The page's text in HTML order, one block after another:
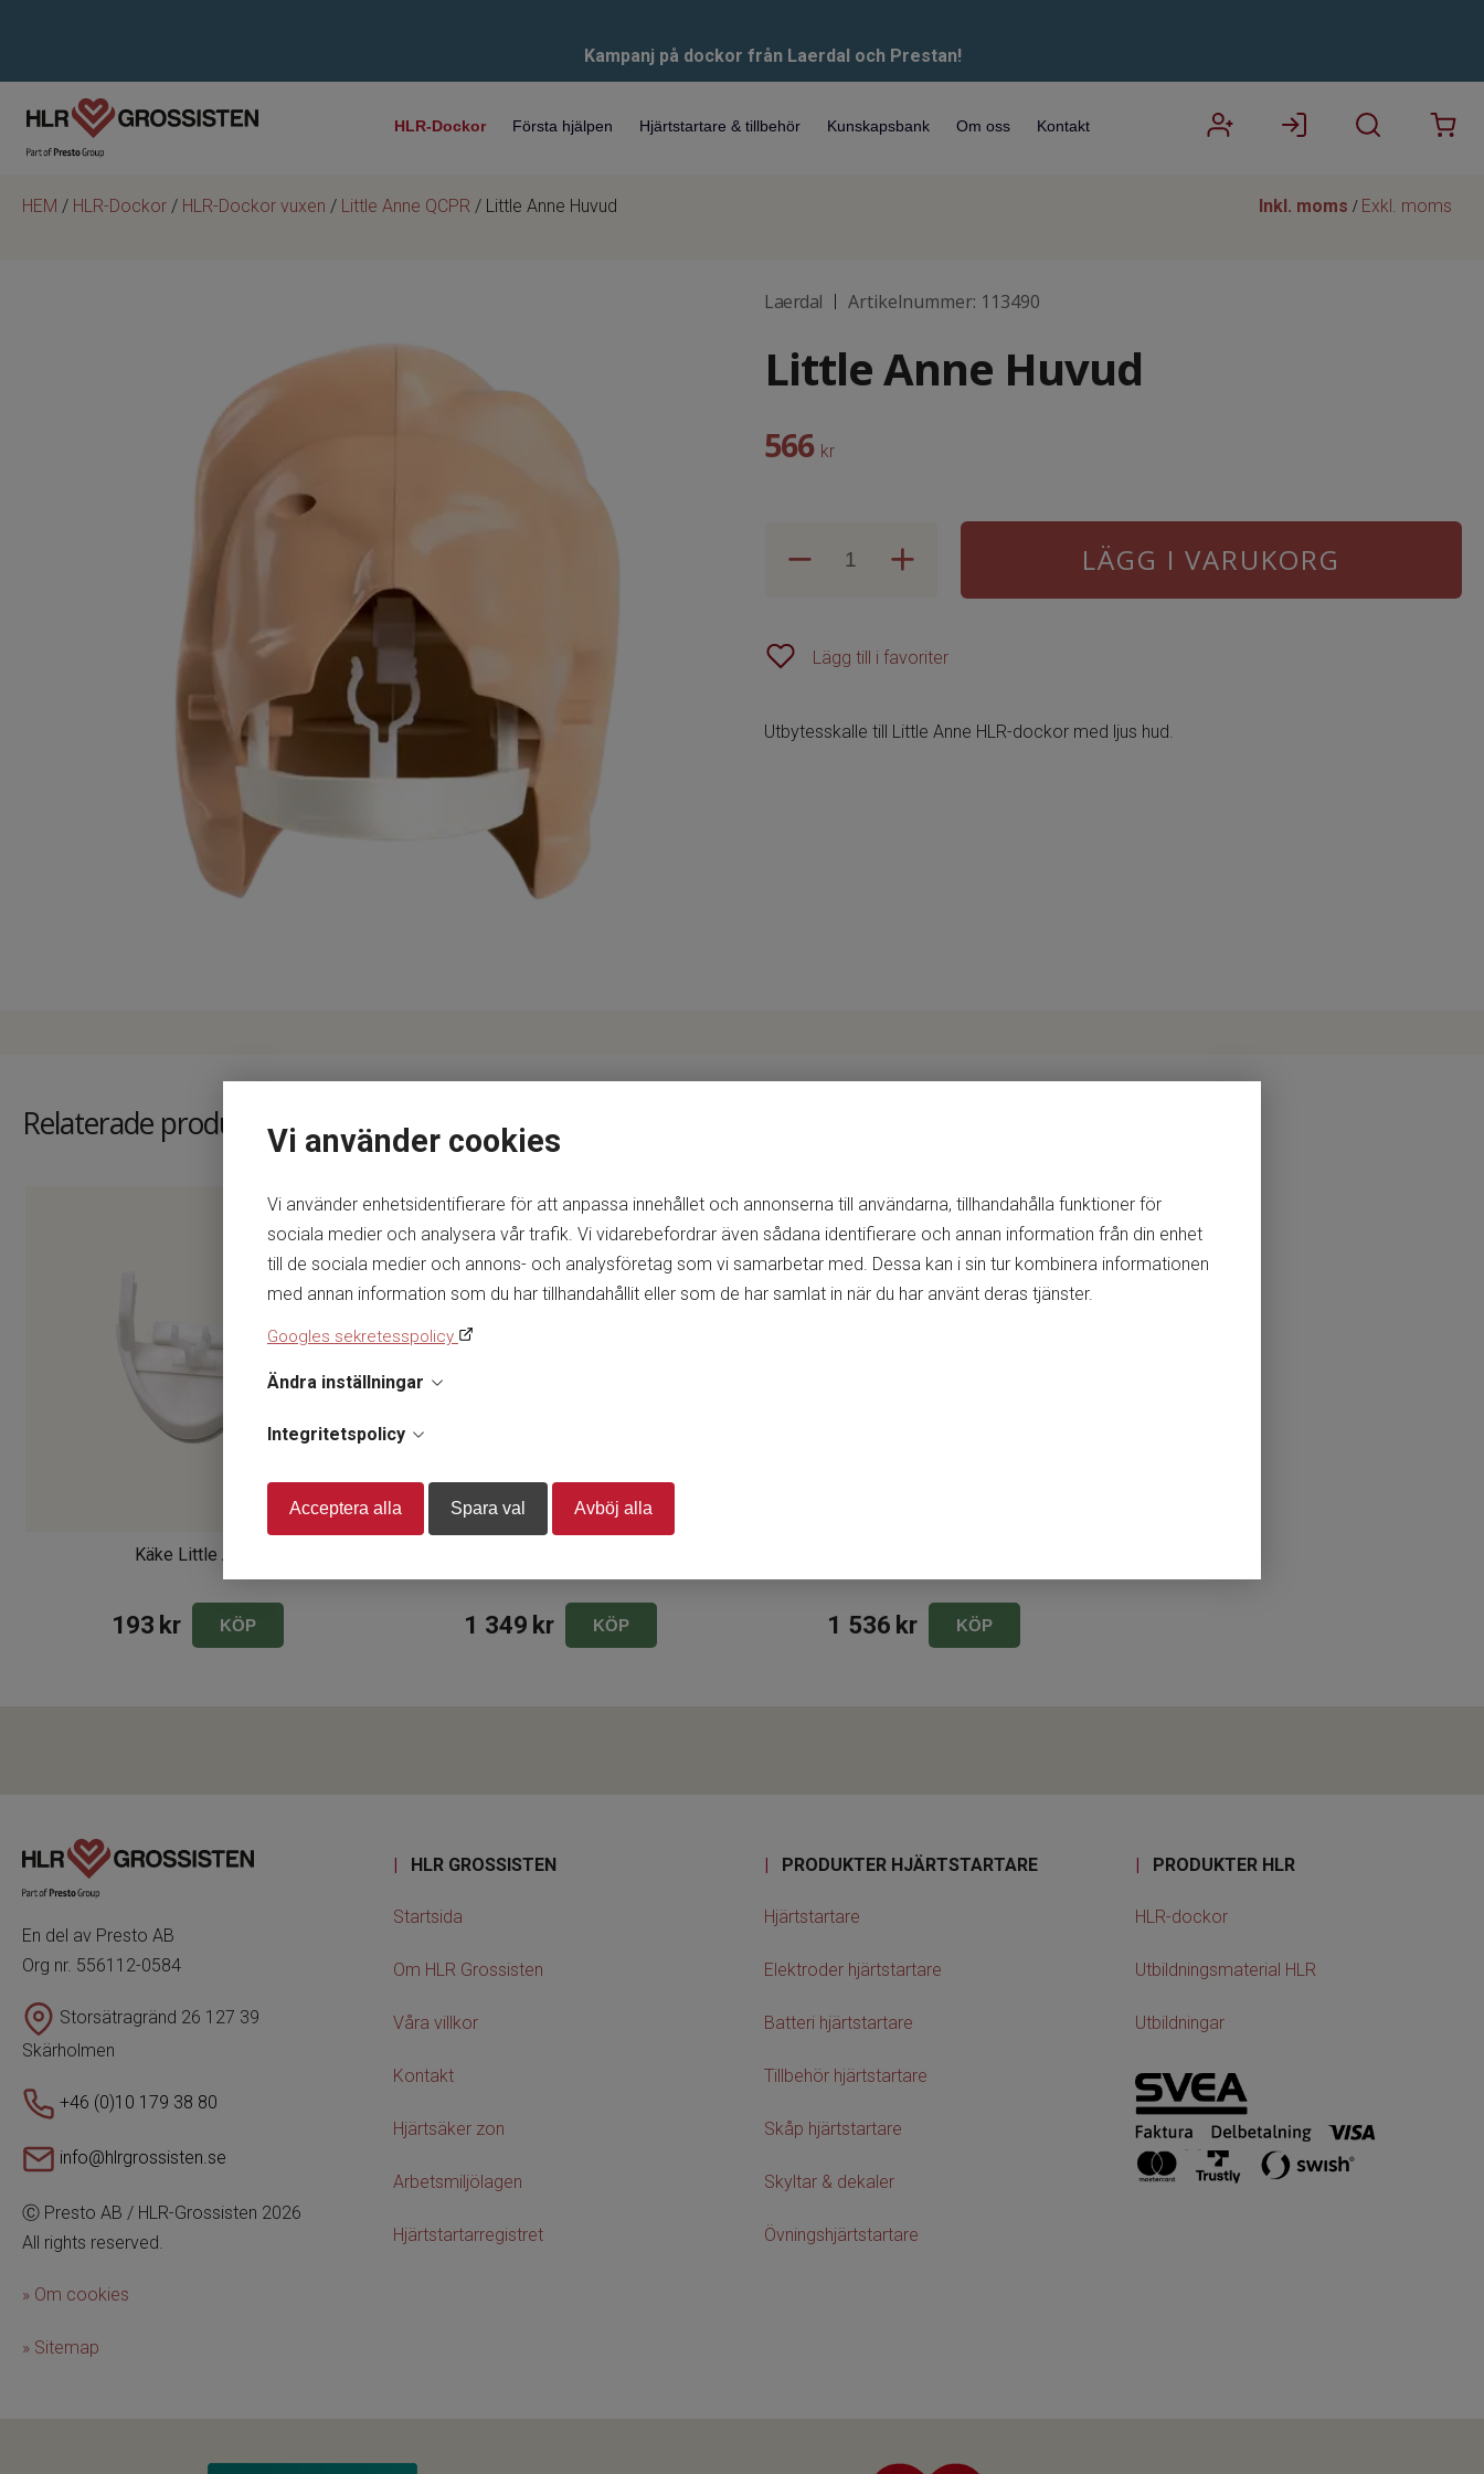
Vi använder cookies
Vi använder enhetsidentifierare för att anpassa innehållet och annonserna till användarna, tillhandahålla funktioner för
sociala medier och analysera vår trafik. Vi vidarebefordrar även sådana identifierare och annan information från din enhet
till de sociala medier och annons- och analysföretag som vi samarbetar med. Dessa kan i sin tur kombinera informationen
med annan information som du har tillhandahållit eller som de har samlat in när du har använt deras tjänster.
Googles sekretesspolicy
Ändra inställningar
Integritetspolicy
Acceptera alla Spara val Avböj alla
Kampanj på dockor från Laerdal och Prestan!
HLR-Dockor Första hjälpen Hjärtstartare & tillbehör Kunskapsbank Om oss Kontakt
HEM / HLR-Dockor / HLR-Dockor vuxen / Little Anne QCPR / Little Anne Huvud Inkl. moms / Exkl. moms
Laerdal | Artikelnummer: 113490
Little Anne Huvud
566 kr
LÄGG I VARUKORG
Lägg till i favoriter
Utbytesskalle till Little Anne HLR-dockor med ljus hud.
Relaterade produkter
Käke Little Anne
193 kr KÖP 1 349 kr KÖP 1 536 kr KÖP
En del av Presto AB
Org nr. 556112-0584
Storsätragränd 26 127 39
Skärholmen
+46 (0)10 179 38 80
info@hlrgrossisten.se
Ⓒ Presto AB / HLR-Grossisten 2026
All rights reserved.
» Om cookies
» Sitemap
HLR GROSSISTEN
Startsida
Om HLR Grossisten
Våra villkor
Kontakt
Hjärtsäker zon
Arbetsmiljölagen
Hjärtstartarregistret
PRODUKTER HJÄRTSTARTARE
Hjärtstartare
Elektroder hjärtstartare
Batteri hjärtstartare
Tillbehör hjärtstartare
Skåp hjärtstartare
Skyltar & dekaler
Övningshjärtstartare
PRODUKTER HLR
HLR-dockor
Utbildningsmaterial HLR
Utbildningar